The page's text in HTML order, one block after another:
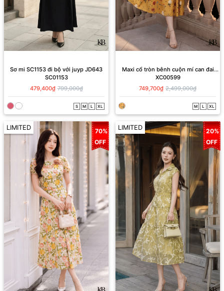
Sơ mi SC1153 đi bộ với juyp JD643
SC01153
479,400₫ 799,000₫
S M L XL
Maxi cổ tròn bênh cuộn mí can đai
dáng xoè
XC00599
749,700₫ 2,499,000₫
M L XL
LIMITED
70%
OFF
LIMITED
20%
OFF